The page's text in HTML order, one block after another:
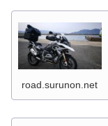
road.surunon.net